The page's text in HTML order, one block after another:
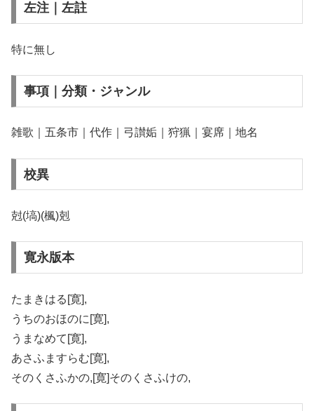
左注｜左註
特に無し
事項｜分類・ジャンル
雑歌｜五条市｜代作｜弓讃姤｜狩猟｜宴席｜地名
校異
尅(塙)(楓)剋
寛永版本
たまきはる[寛],
うちのおほのに[寛],
うまなめて[寛],
あさふますらむ[寛],
そのくさふかの,[寛]そのくさふけの,